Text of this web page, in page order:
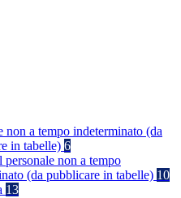
non a tempo indeterminato (da
in tabelle) 6
personale non a tempo
(da pubblicare in tabelle) 10
13